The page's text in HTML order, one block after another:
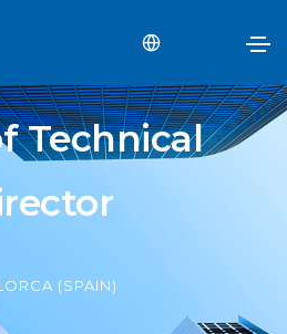
Technical
(SPAIN)